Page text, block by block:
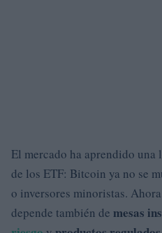
El mercado ha aprendido
de los ETF: Bitcoin ya no se
o inversores minoristas.
depende también de mesas